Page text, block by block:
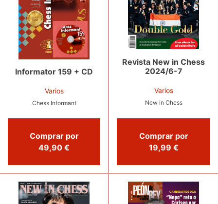
Informator 159 + CD
Varios
Chess Informant
Comprar por
49,90 €
Revista New in Chess
2024/6-7
Varios
New in Chess
Comprar por
19,99 €